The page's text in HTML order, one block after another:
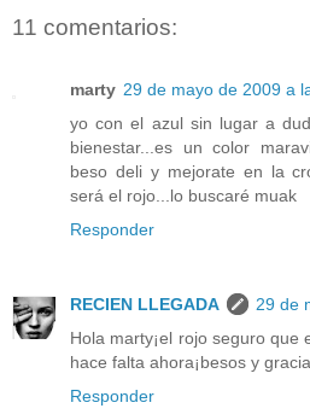
11 comentarios:
marty 29 de mayo de 2009 a
yo con el azul sin lugar a
bienestar...es un color
beso deli y mejorate en la
será el rojo...lo buscaré muak
Responder
RECIEN LLEGADA
29 de
Hola marty¡el rojo seguro que
hace falta ahora¡besos y
Responder